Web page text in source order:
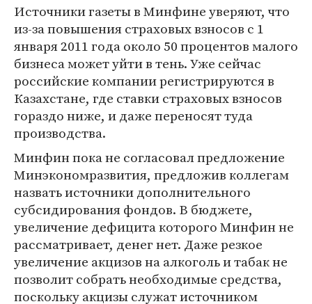
Источники газеты в Минфине уверяют, что
из-за повышения страховых взносов с 1
января 2011 года около 50 процентов малого
бизнеса может уйти в тень. Уже сейчас
российские компании регистрируются в
Казахстане, где ставки страховых взносов
гораздо ниже, и даже переносят туда
производства.
Минфин пока не согласовал предложение
Минэкономразвития, предложив коллегам
назвать источники дополнительного
субсидирования фондов. В бюджете,
увеличение дефицита которого Минфин не
рассматривает, денег нет. Даже резкое
увеличение акцизов на алкоголь и табак не
позволит собрать необходимые средства,
поскольку акцизы служат источником